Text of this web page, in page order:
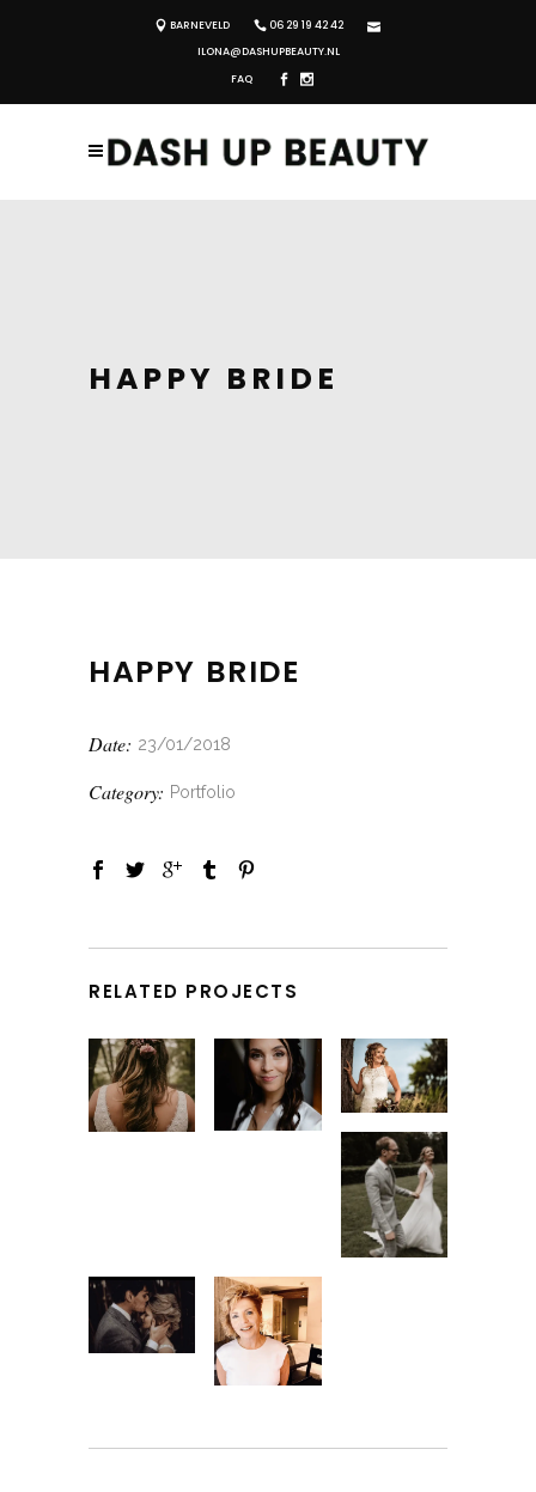
BARNEVELD
06 29 19 42 42
ILONA@DASHUPBEAUTY.NL
FAQ
HAPPY BRIDE
HAPPY BRIDE
Date: 23/01/2018
Category: Portfolio
RELATED PROJECTS